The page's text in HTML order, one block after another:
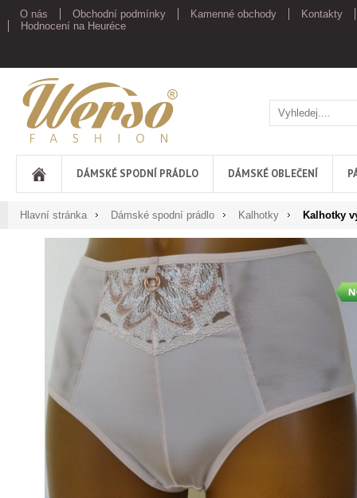
O nás Obchodní podmínky Kamenné obchody
Kontakty
Hodnocení na Heuréce
Werso
DÁMSKÉ SPODNÍ PRÁDLO DÁMSKÉ OBLEČENÍ
Hlavní stránka Dámské spodní prádlo Kalhotky Kalhotky